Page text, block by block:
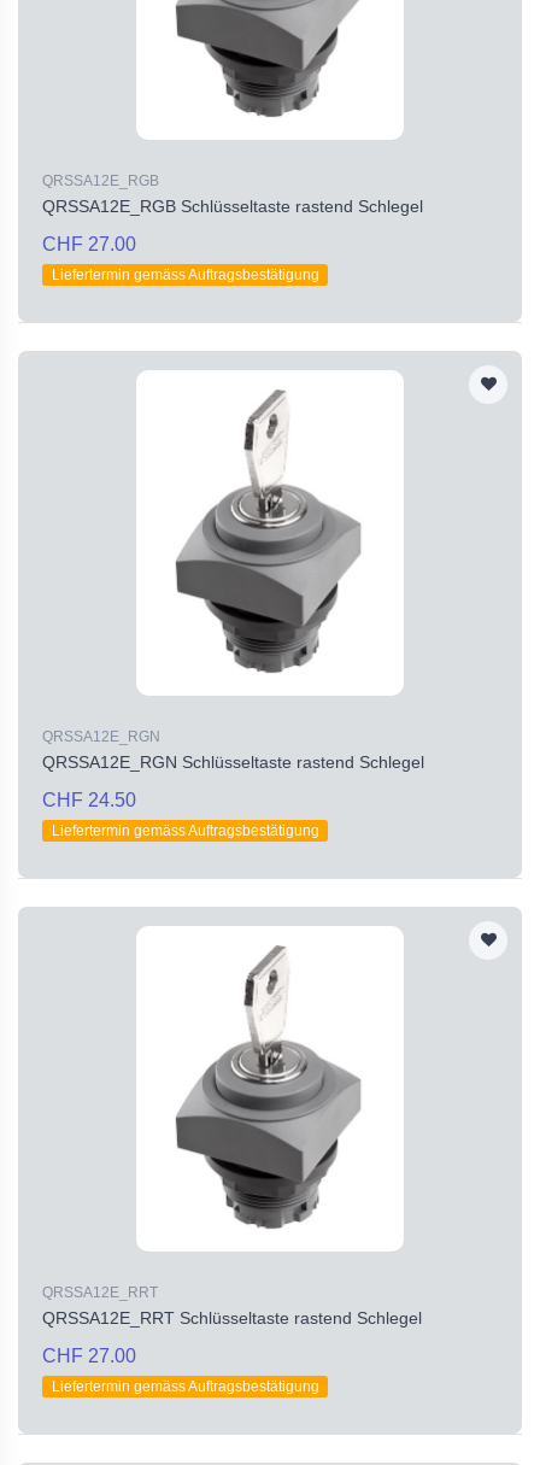
QRSSA12E_RGB
QRSSA12E_RGB Schlüsseltaste rastend Schlegel
CHF 27.00
Liefertermin gemäss Auftragsbestätigung
QRSSA12E_RGN
QRSSA12E_RGN Schlüsseltaste rastend Schlegel
CHF 24.50
Liefertermin gemäss Auftragsbestätigung
QRSSA12E_RRT
QRSSA12E_RRT Schlüsseltaste rastend Schlegel
CHF 27.00
Liefertermin gemäss Auftragsbestätigung